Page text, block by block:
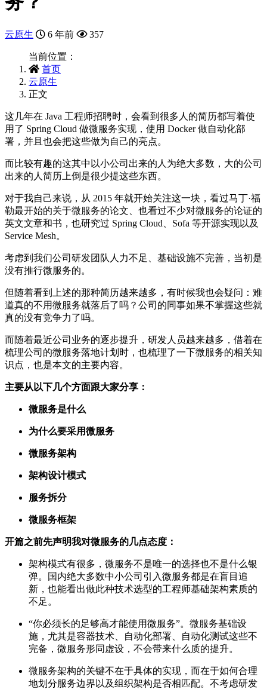
云原生 6 年前 357
当前位置：
首页
云原生
正文
这几年在 Java 工程师招聘时，会看到很多人的简历都写着使
用了 Spring Cloud 做微服务实现，使用 Docker 做自动化部
署，并且也会把这些做为自己的亮点。
而比较有趣的这其中以小公司出来的人为绝大多数，大的公司
出来的人简历上倒是很少提这些东西。
对于我自己来说，从 2015 年就开始关注这一块，看过马丁·福
勒最开始的关于微服务的论文、也看过不少对微服务的论证的
英文文章和书，也研究过 Spring Cloud、Sofa 等开源实现以及
Service Mesh。
考虑到我们公司研发团队人力不足、基础设施不完善，当初是
没有推行微服务的。
但随着看到上述的那种简历越来越多，有时候我也会疑问：难
道真的不用微服务就落后了吗？公司的同事如果不掌握这些就
真的没有竞争力了吗。
而随着最近公司业务的逐步提升，研发人员越来越多，借着在
梳理公司的微服务落地计划时，也梳理了一下微服务的相关知
识点，也是本文的主要内容。
主要从以下几个方面跟大家分享：
微服务是什么
为什么要采用微服务
微服务架构
架构设计模式
服务拆分
微服务框架
开篇之前先声明我对微服务的几点态度：
架构模式有很多，微服务不是唯一的选择也不是什么银
弹。国内绝大多数中小公司引入微服务都是在盲目追
新，也能看出做此种技术选型的工程师基础架构素质的
不足。
“你必须长的足够高才能使用微服务”。微服务基础设
施，尤其是容器技术、自动化部署、自动化测试这些不
完备，微服务形同虚设，不会带来什么质的提升。
微服务架构的关键不在于具体的实现，而在于如何合理
地划分服务边界以及组织架构是否相匹配。不考虑研发